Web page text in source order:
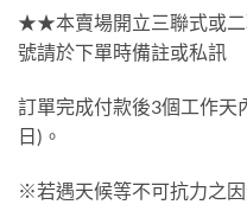
★★本賣場開立三聯式或二
號請於下單時備註或私訊
訂單完成付款後3個工作天
日)。
※若遇天候等不可抗力之